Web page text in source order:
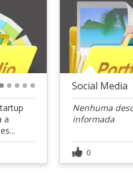
a
Social Media
Nenhuma
informada
0